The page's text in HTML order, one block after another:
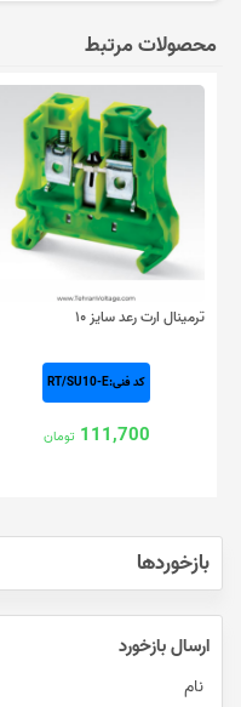
محصولات مرتبط
ترمینال ارت رعد سایز ۱۰
کد فنی:RT/SU10-E
111,700 تومان
بازخوردها
ارسال بازخورد
نام